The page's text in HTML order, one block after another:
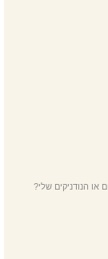
הנודניקים שלי?